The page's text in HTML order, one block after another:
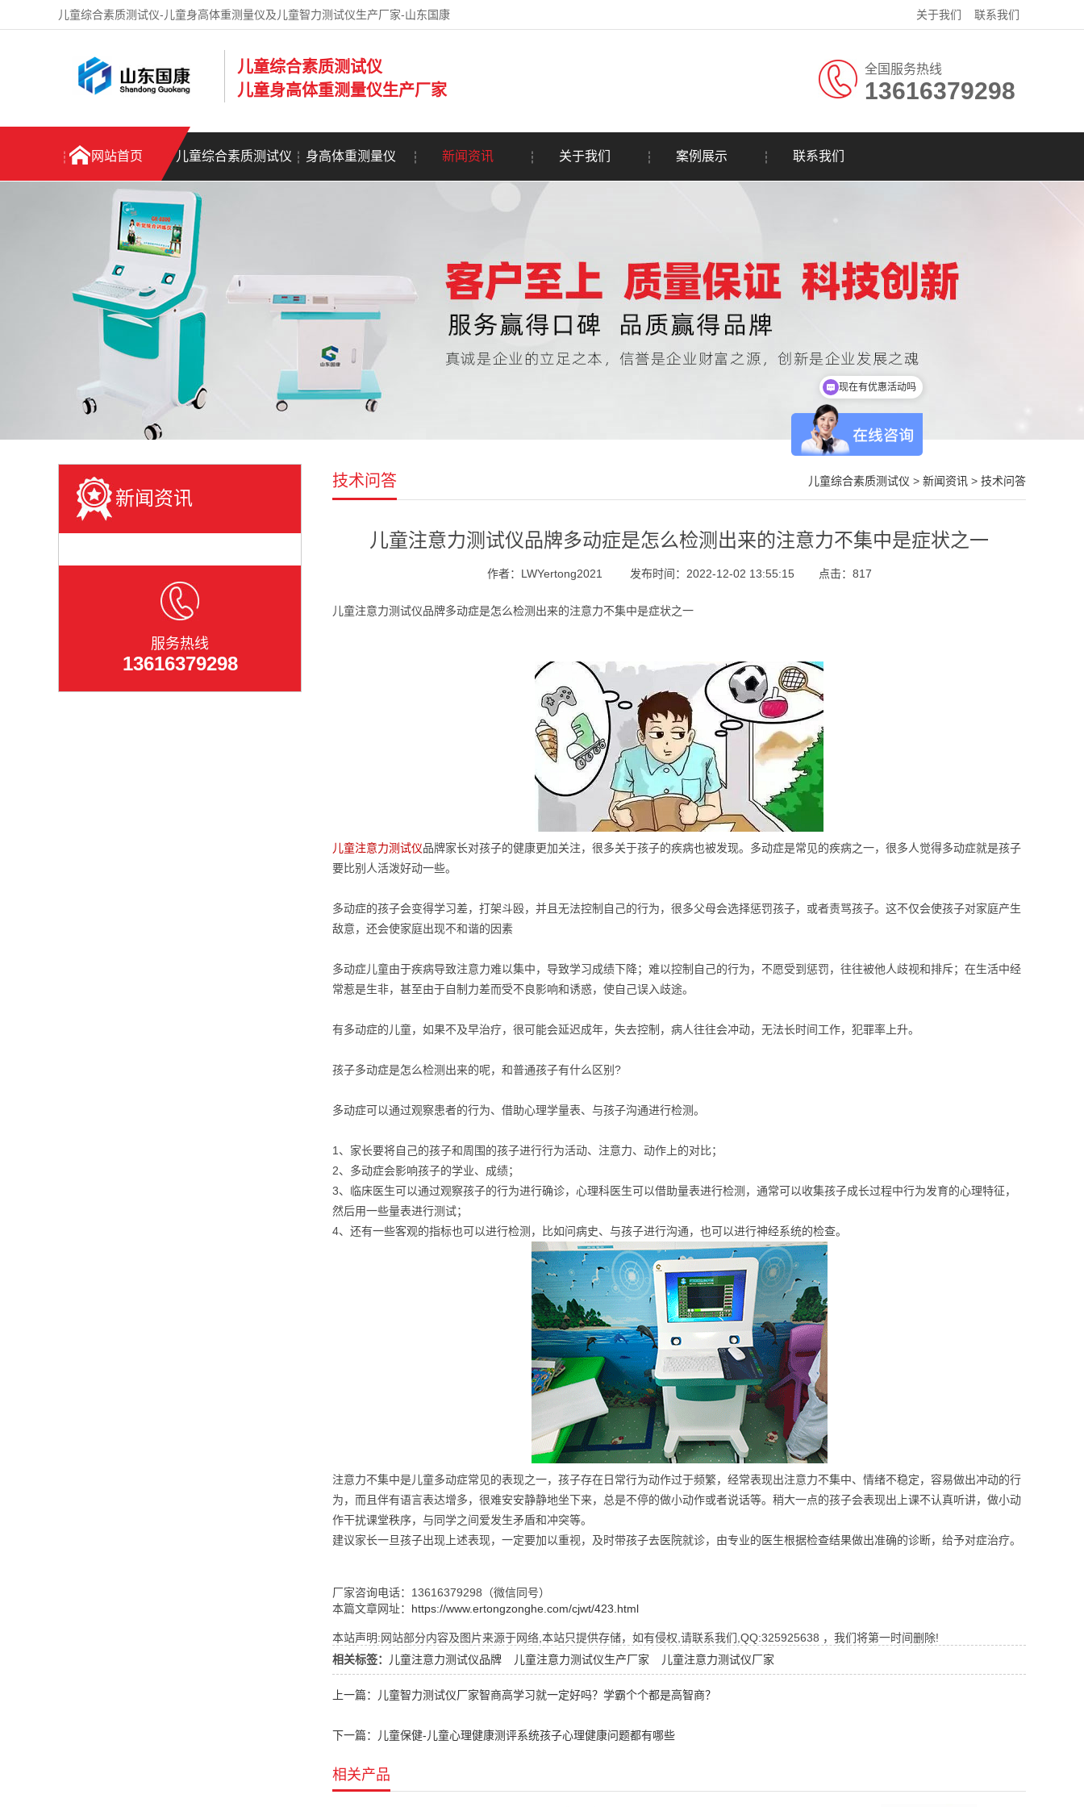
儿童综合素质测试仪-儿童身高体重测量仪及儿童智力测试仪生产厂家-山东国康 关于我们 联系我们
儿童综合素质测试仪
儿童身高体重测量仪生产厂家
全国服务热线
13616379298
网站首页 儿童综合素质测试仪 身高体重测量仪 新闻资讯 关于我们 案例展示 联系我们
新闻资讯
服务热线
13616379298
技术问答 儿童综合素质测试仪 > 新闻资讯 > 技术问答
儿童注意力测试仪品牌多动症是怎么检测出来的注意力不集中是症状之一
作者：LWYertong2021 发布时间：2022-12-02 13:55:15 点击： 817
儿童注意力测试仪品牌多动症是怎么检测出来的注意力不集中是症状之一
儿童注意力测试仪品牌家长对孩子的健康更加关注，很多关于孩子的疾病也被发现。多动症是常见的疾病之一，很多人觉得多动症就是孩子
要比别人活泼好动一些。
多动症的孩子会变得学习差，打架斗殴，并且无法控制自己的行为，很多父母会选择惩罚孩子，或者责骂孩子。这不仅会使孩子对家庭产生
敌意，还会使家庭出现不和谐的因素
多动症儿童由于疾病导致注意力难以集中，导致学习成绩下降；难以控制自己的行为，不愿受到惩罚，往往被他人歧视和排斥；在生活中经
常惹是生非，甚至由于自制力差而受不良影响和诱惑，使自己误入歧途。
有多动症的儿童，如果不及早治疗，很可能会延迟成年，失去控制，病人往往会冲动，无法长时间工作，犯罪率上升。
孩子多动症是怎么检测出来的呢，和普通孩子有什么区别?
多动症可以通过观察患者的行为、借助心理学量表、与孩子沟通进行检测。
1、家长要将自己的孩子和周围的孩子进行行为活动、注意力、动作上的对比；
2、多动症会影响孩子的学业、成绩；
3、临床医生可以通过观察孩子的行为进行确诊，心理科医生可以借助量表进行检测，通常可以收集孩子成长过程中行为发育的心理特征，
然后用一些量表进行测试；
4、还有一些客观的指标也可以进行检测，比如问病史、与孩子进行沟通，也可以进行神经系统的检查。
注意力不集中是儿童多动症常见的表现之一，孩子存在日常行为动作过于频繁，经常表现出注意力不集中、情绪不稳定，容易做出冲动的行
为，而且伴有语言表达增多，很难安安静静地坐下来，总是不停的做小动作或者说话等。稍大一点的孩子会表现出上课不认真听讲，做小动
作干扰课堂秩序，与同学之间爱发生矛盾和冲突等。
建议家长一旦孩子出现上述表现，一定要加以重视，及时带孩子去医院就诊，由专业的医生根据检查结果做出准确的诊断，给予对症治疗。
厂家咨询电话：13616379298（微信同号）
本篇文章网址： https://www.ertongzonghe.com/cjwt/423.html
本站声明:网站部分内容及图片来源于网络,本站只提供存储，如有侵权,请联系我们,QQ:325925638 ，我们将第一时间删除!
相关标签：
儿童注意力测试仪品牌 儿童注意力测试仪生产厂家 儿童注意力测试仪厂家
上一篇：儿童智力测试仪厂家智商高学习就一定好吗？学霸个个都是高智商？
下一篇：儿童保健-儿童心理健康测评系统孩子心理健康问题都有哪些
相关产品
现在有优惠活动吗